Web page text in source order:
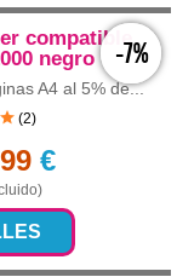
-7%
compatible
negro
A4 al 5% de...
(2)
€